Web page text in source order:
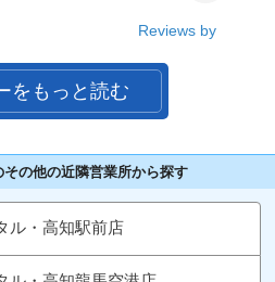
Reviews by
をもっと読む
その他の近隣営業所から探す
ル・高知駅前店